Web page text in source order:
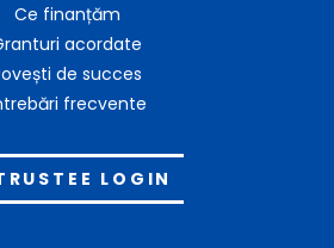
Ce finanțăm
acordate
de succes
frecvente
LOGIN